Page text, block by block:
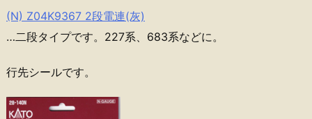
(N) Z04K9367 2段電連(灰)
…二段タイプです。227系、683系などに。
行先シールです。